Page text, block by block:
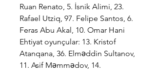
Ruan Renato, 5. İsnik Alimi, 23.
Rafael Utziq, 97. Felipe Santos, 6.
Feras Abu Akal, 10. Omar Hani
Ehtiyat oyunçular: 13. Kristof
Atanqana, 36. Elməddin Sultanov,
11. Asif Məmmədov, 14.